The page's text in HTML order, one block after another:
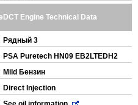
Engine Technical Data
Рядный 3
PSA Puretech HN09 EB2LTEDH2
Mild Бензин
Direct Injection